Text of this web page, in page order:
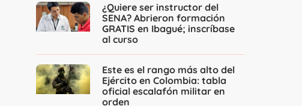
¿Quiere ser instructor del
SENA? Abrieron formación
GRATIS en Ibagué; inscríbase
al curso
Este es el rango más alto del
Ejército en Colombia: tabla
oficial escalafón militar en
orden